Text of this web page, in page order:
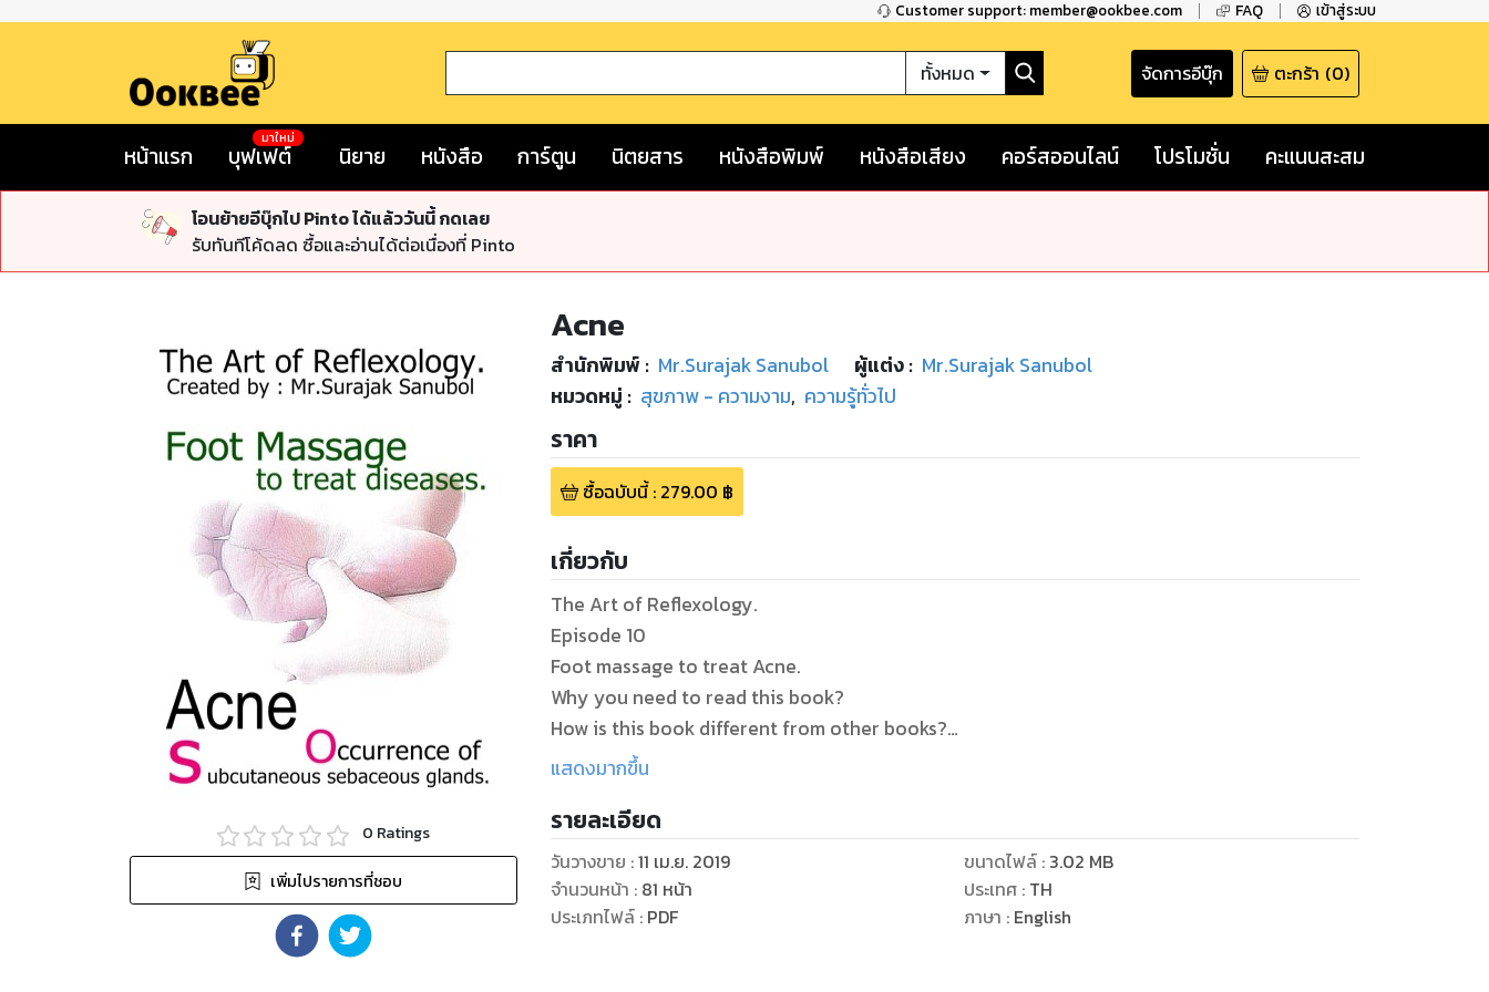
Customer support: member@ookbee.com FAQ เข้าสู่ระบบ
ทั้งหมด จัดการอีบุ๊ก ตะกร้า (0)
หน้าแรก บุฟเฟต์
มาใหม่
นิยาย หนังสือ การ์ตูน นิตยสาร หนังสือพิมพ์ หนังสือเสียง คอร์สออนไลน์ โปรโมชั่น คะแนนสะสม
โอนย้ายอีบุ๊กไป Pinto ได้แล้ววันนี้ กดเลย
รับทันทีโค้ดลด ซื้อและอ่านได้ต่อเนื่องที่ Pinto
0 Ratings
เพิ่มไปรายการที่ชอบ
Acne
สำนักพิมพ์ : Mr.Surajak Sanubol ผู้แต่ง : Mr.Surajak Sanubol
หมวดหมู่ : สุขภาพ - ความงาม, ความรู้ทั่วไป
ราคา
ซื้อฉบับนี้: 279.00 ฿
เกี่ยวกับ
The Art of Reflexology.
Episode 10
Foot massage to treat Acne.
Why you need to read this book?
How is this book different from other books?
What will you get from this book?
You are searching for a natural treatment method.
You are treated with modern medicine, but the symptoms are not improved.
You don't want to eat medicine.
You are looking for new ways to treat diseases.
แสดงมากขึ้น
รายละเอียด
วันวางขาย :11 เม.ย. 2019
จำนวนหน้า : 81 หน้า
ประเภทไฟล์: PDF
ขนาดไฟล์: 3.02 MB
ประเทศ : TH
ภาษา : English